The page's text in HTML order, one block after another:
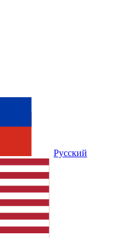
Русский